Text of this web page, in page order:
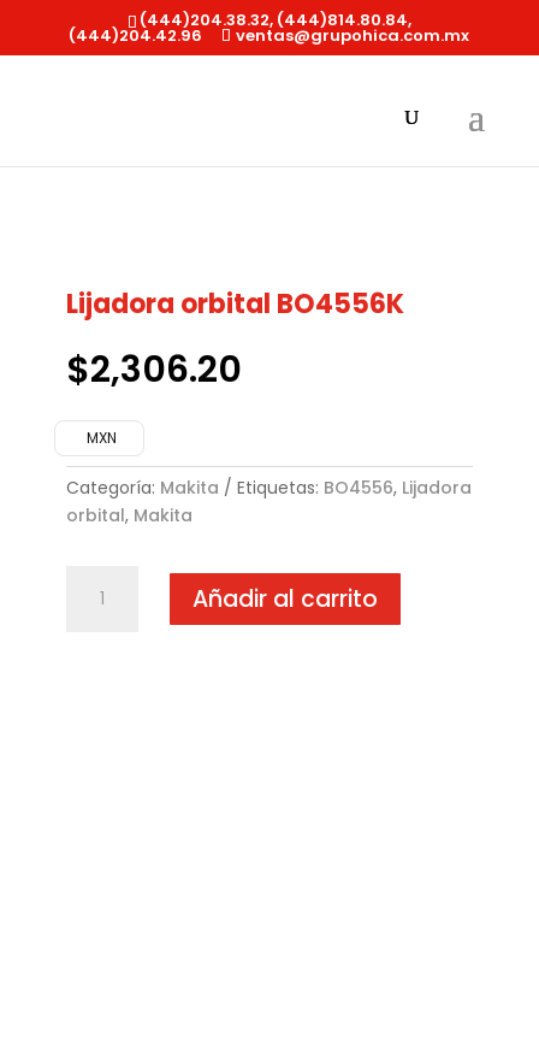
(444)204.38.32, (444)814.80.84,
(444)204.42.96 ventas@grupohica.com.mx
Lijadora orbital BO4556K
$2,306.20
MXN
Categoría: Makita Etiquetas: BO4556, Lijadora
orbital, Makita
orbital
Añadir al carrito